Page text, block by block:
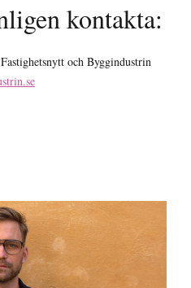
kontakta:
och Byggindustrin